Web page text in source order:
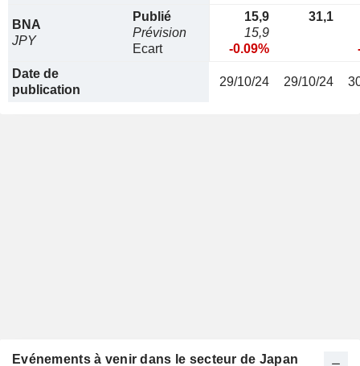
BNA
JPY
Publié
Prévision
Ecart
15,9
15,9
-0.09%
31,1
Date de
publication
29/10/24 29/10/24
Evénements à venir dans le secteur de Japan